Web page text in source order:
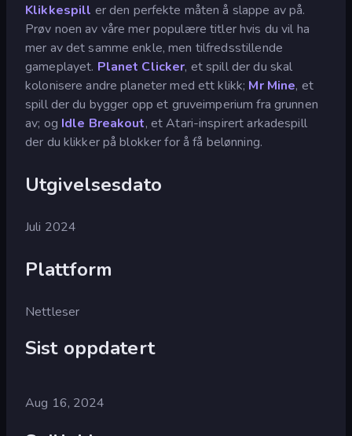
Klikkespill er den perfekte måten å slappe av på.
Prøv noen av våre mer populære titler hvis du vil ha
mer av det samme enkle, men tilfredsstillende
gameplayet. Planet Clicker, et spill der du skal
kolonisere andre planeter med ett klikk; Mr Mine, et
spill der du bygger opp et gruveimperium fra grunnen
av; og Idle Breakout, et Atari-inspirert arkadespill
der du klikker på blokker for å få belønning.
Utgivelsesdato
Juli 2024
Plattform
Nettleser
Sist oppdatert
Aug 16, 2024